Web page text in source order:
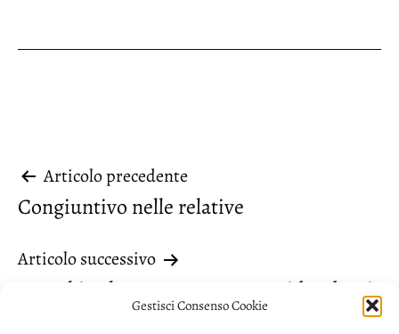
Gestisci Consenso Cookie
Navigazione
articoli
Articolo precedente
Congiuntivo nelle relative
Articolo successivo
Avverbi solo apparentemente ridondanti